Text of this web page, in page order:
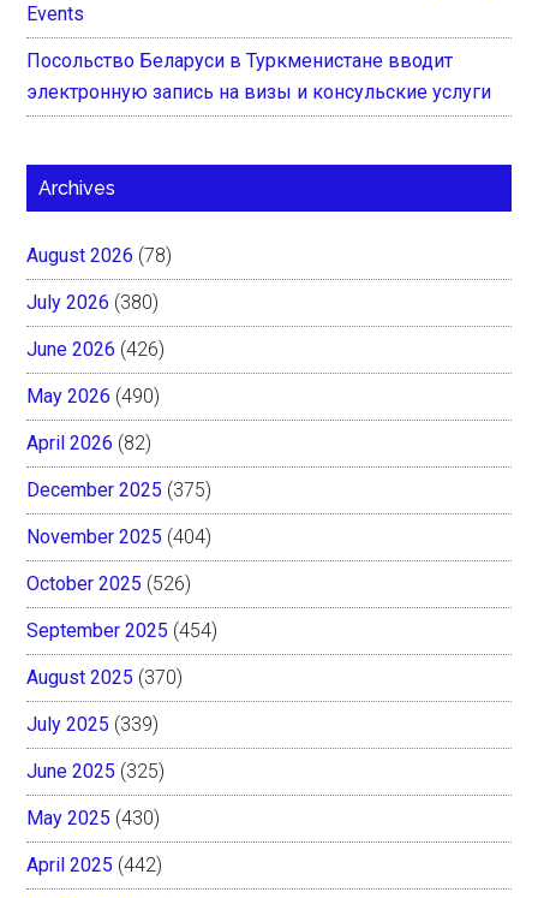
Events
Посольство Беларуси в Туркменистане вводит
электронную запись на визы и консульские услуги
Archives
August 2026 (78)
July 2026 (380)
June 2026 (426)
May 2026 (490)
April 2026 (82)
December 2025 (375)
November 2025 (404)
October 2025 (526)
September 2025 (454)
August 2025 (370)
July 2025 (339)
June 2025 (325)
May 2025 (430)
April 2025 (442)